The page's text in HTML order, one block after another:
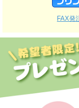
FAX発